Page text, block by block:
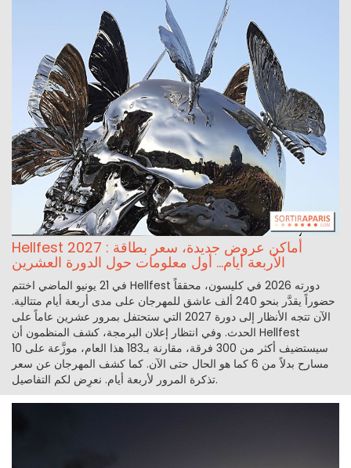
Hellfest 2027 : أماكن عروض جديدة، سعر بطاقة
الأربعة أيام... أول معلومات حول الدورة العشرين
في 21 يونيو الماضي اختتم Hellfest دورته 2026 في كليسون، محققاً
حضوراً يقدَّر بنحو 240 ألف عاشق للمهرجان على مدى أربعة أيام متتالية.
الآن تتجه الأنظار إلى دورة 2027 التي ستحتفل بمرور عشرين عاماً على
الحدث. وفي انتظار إعلان البرمجة، كشف المنظمون أن Hellfest
سيستضيف أكثر من 300 فرقة، مقارنة بـ183 هذا العام، موزَّعة على 10
مسارح بدلاً من 6 كما هو الحال حتى الآن. كما كشف المهرجان عن سعر
تذكرة المرور لأربعة أيام. نعرِض لكم التفاصيل.